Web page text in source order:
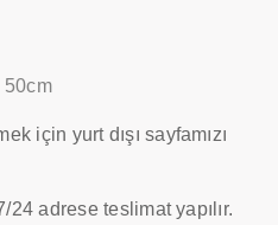
50cm
için yurt dışı sayfamızı
adrese teslimat yapılır.